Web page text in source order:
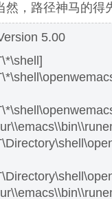
，路径神马的得
5.00